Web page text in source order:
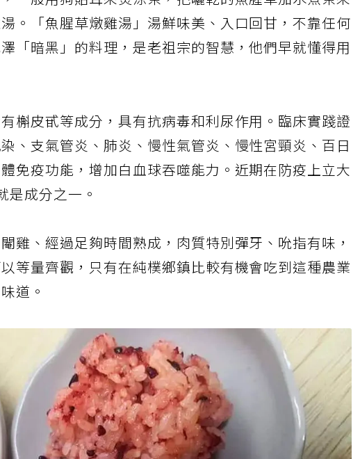
一般用狗貼耳來煲涼茶，把曬乾的魚腥草加水煮茶來
。「魚腥草燉雞湯」湯鮮味美、入口回甘，不靠任何
「暗黑」的料理，是老祖宗的智慧，他們早就懂得用
槲皮甙等成分，具有抗病毒和利尿作用。臨床實踐證
、支氣管炎、肺炎、慢性氣管炎、慢性宮頸炎、百日
免疫功能，增加白血球吞噬能力。近期在防疫上立大
是成分之一。
雞、經過足夠時間熟成，肉質特別彈牙、吮指有味，
等量齊觀，只有在純樸鄉鎮比較有機會吃到這種農業
道。